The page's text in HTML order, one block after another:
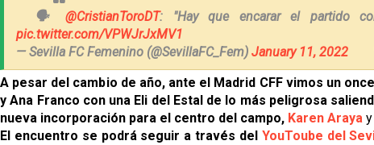
🗣️@CristianToroDT: "Hay que encarar el partido
pic.twitter.com/VPWJrJxMV1
— Sevilla FC Femenino (@SevillaFC_Fem) January 11, 2022
A pesar del cambio de año, ante el Madrid CFF vimos un
y Ana Franco con una Eli del Estal de lo más peligrosa
nueva incorporación para el centro del campo, Karen Araya
El encuentro se podrá seguir a través del YouToube del